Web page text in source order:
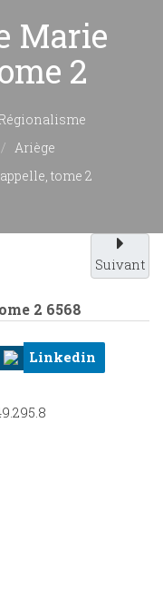
Marie
2
Ariège
tome 2
Suivant
2 6568
Linkedin